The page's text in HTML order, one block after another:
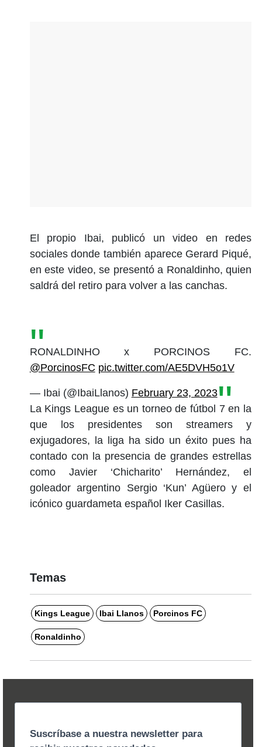
El propio Ibai, publicó un video en redes
sociales donde también aparece Gerard Piqué,
en este video, se presentó a Ronaldinho, quien
saldrá del retiro para volver a las canchas.
RONALDINHO x PORCINOS FC.
@PorcinosFC pic.twitter.com/AE5DVH5o1V
— Ibai (@IbaiLlanos) February 23, 2023
La Kings League es un torneo de fútbol 7 en la
que los presidentes son streamers y
exjugadores, la liga ha sido un éxito pues ha
contado con la presencia de grandes estrellas
como Javier ‘Chicharito’ Hernández, el
goleador argentino Sergio ‘Kun’ Agüero y el
icónico guardameta español Iker Casillas.
Temas
Kings League Ibai Llanos Porcinos FC
Ronaldinho